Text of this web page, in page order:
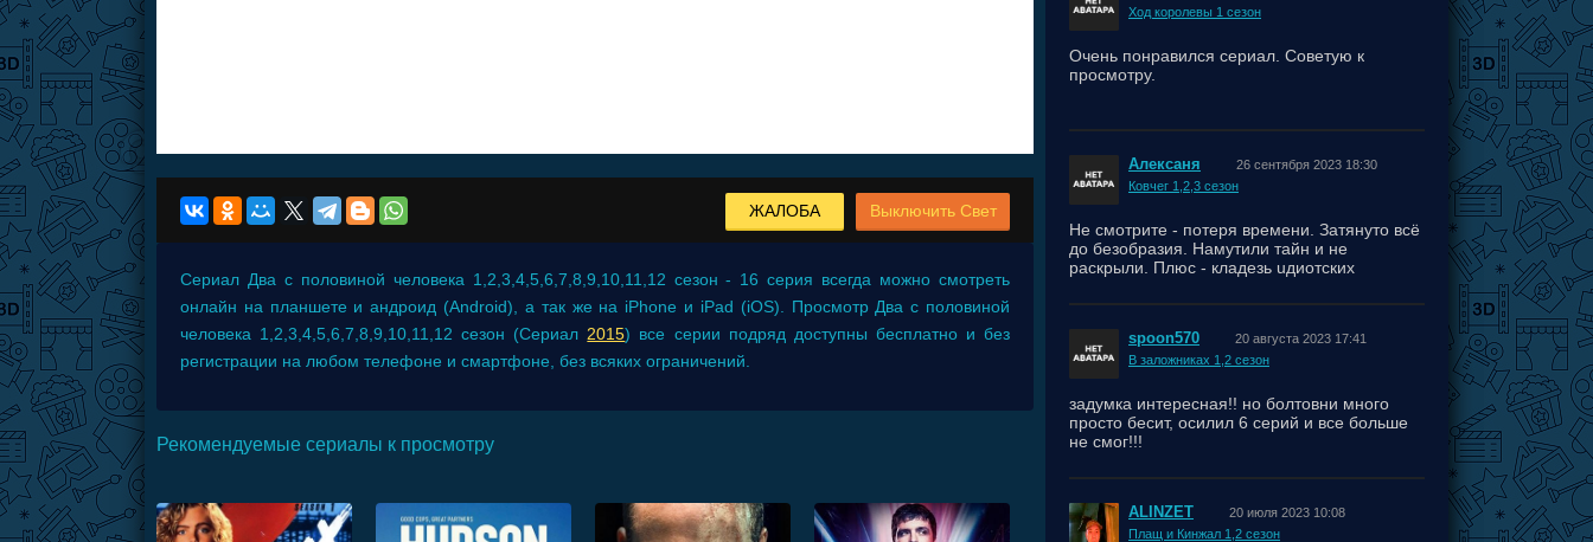
Выключить Свет
ЖАЛОБА
Сериал Два с половиной человека 1,2,3,4,5,6,7,8,9,10,11,12 сезон - 16 серия всегда можно смотреть
онлайн на планшете и андроид (Android), а так же на iPhone и iPad (iOS). Просмотр Два с половиной
человека 1,2,3,4,5,6,7,8,9,10,11,12 сезон (Сериал2015) все серии подряд доступны бесплатно и без
регистрации на любом телефоне и смартфоне, без всяких ограничений.
Рекомендуемые сериалы к просмотру
Ход королевы 1 сезон
Очень понравился сериал. Советую к
просмотру.
Алексаня
26 сентября 2023 18:30
Ковчег 1,2,3 сезон
Не смотрите - потеря времени. Затянуто всё
до безобразия. Намутили тайн и не
раскрыли. Плюс - кладезь uдиотских
spoon570
20 августа 2023 17:41
В заложниках 1,2 сезон
задумка интересная!! но болтовни много
просто бесит, осилил 6 серий и все больше
не смог!!!
ALINZET
20 июля 2023 10:08
Плащ и Кинжал 1,2 сезон